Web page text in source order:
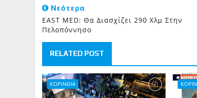
Νεότερα
EAST MED: Θα Διασχίζει 290 Χλμ Στην
Πελοπόννησο
RELATED POST
ΚΟΡΙΝΘΙΑ